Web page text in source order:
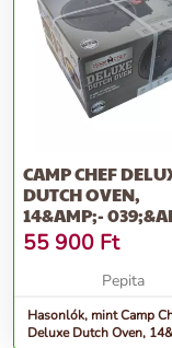
CAMP CHEF
DUTCH OVEN,
14&AMP;-
039;, 35CM
55 900 Ft
Pepita
Hasonlók, mint Camp
Deluxe Dutch Oven,